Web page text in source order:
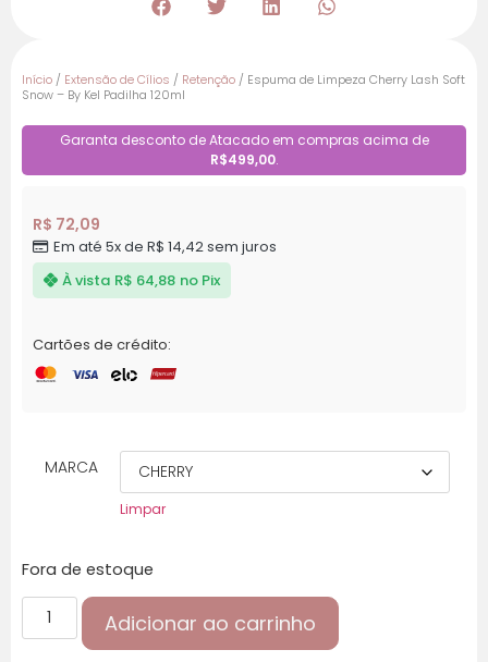
Início / Extensão de Cílios / Retenção / Espuma de Limpeza Cherry Lash Soft
Snow – By Kel Padilha 120ml
Garanta desconto de Atacado em compras acima de
R$499,00.
R$ 72,09
Em até 5x de R$ 14,42 sem juros
À vista R$ 64,88 no Pix
Cartões de crédito:
MARCA
Limpar
Fora de estoque
Adicionar ao carrinho